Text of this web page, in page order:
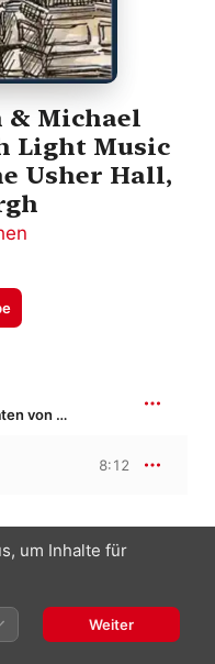
Michael
Light Music
Usher Hall,
The Pirates of Penzance, “Die Piraten von Penzance”
8:12
um Inhalte für
Weiter